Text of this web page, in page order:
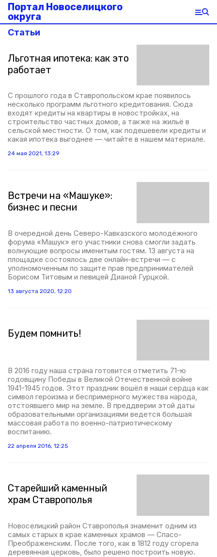
Портал Новоселицкого
округа
Статьи
Льготная ипотека: как это
работает
С прошлого года в Ставропольском крае появилось
несколько программ льготного кредитования. Сюда
входят кредиты на квартиры в новостройках, на
строительство частных домов, а также на жильё в
сельской местности. О том, как подешевели кредиты и
какая ипотека выгоднее — читайте в нашем материале.
24 мая 2021, 13:29
Встречи на «Машуке»:
бизнес и песни
В очередной день Северо-Кавказского молодёжного
форума «Машук» его участники снова смогли задать
волнующие вопросы именитым гостям. 13 августа на
площадке состоялось две онлайн-встречи — с
уполномоченным по защите прав предпринимателей
Борисом Титовым и певицей Дианой Гурцкой.
13 августа 2020, 12:20
Будем помнить!
В 2016 году наша страна готовится отметить 71-ю
годовщину Победы в Великой Отечественной войне
1941-1945 годов. Этот праздник вошёл в наши сердца как
символ героизма и беспримерного мужества народа,
отстоявшего мир на земле. В преддверии этой даты
образовательными организациями ведется большая
массовая работа по военно-патриотическому
воспитанию.
22 апреля 2016, 12:25
Старейший каменный
храм Ставрополья
Новоселицкий район Ставрополья знаменит одним из
самых старых в крае каменных храмов — Спасо-
Преображенским. После того, как в 1812 году сгорела
деревянная церковь, было решено построить новую.